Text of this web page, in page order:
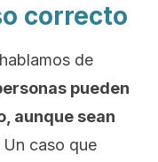
correcto
de
pueden
aunque sean
Un caso que